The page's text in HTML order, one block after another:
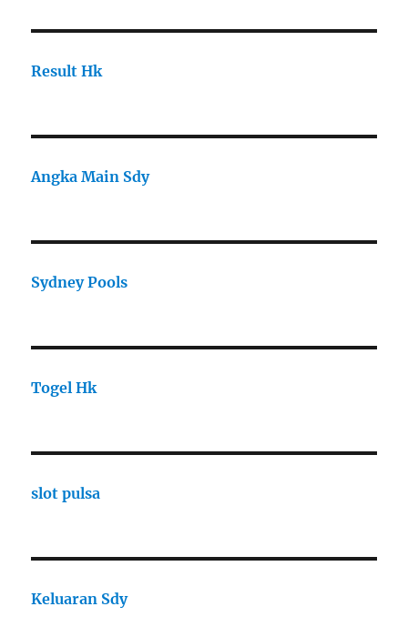
Result Hk
Angka Main Sdy
Sydney Pools
Togel Hk
slot pulsa
Keluaran Sdy